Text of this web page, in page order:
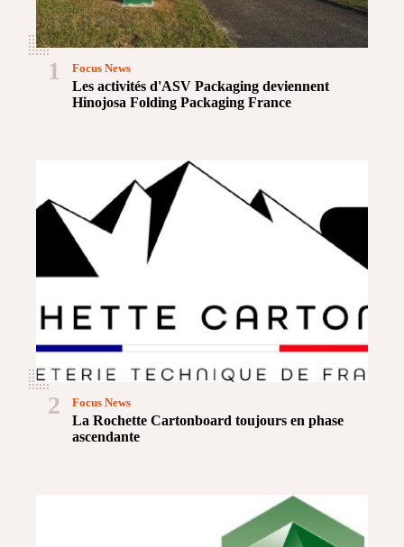
1
Les activités d'ASV Packaging deviennent
Hinojosa Folding Packaging France
Focus News
2
La Rochette Cartonboard toujours en phase
ascendante
Focus News